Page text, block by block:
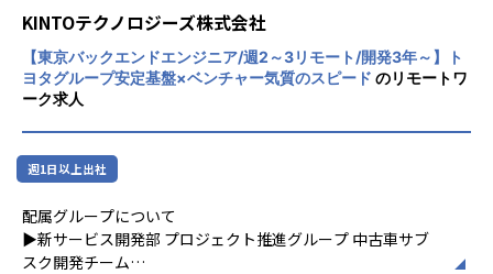
ニュースでも「2024年問題」として取り上げられています
が、 日本が世界に誇れるほどの品質がある物流は、ドライバ
ー不足によって大きな危機を迎えています。
このままの状態が続けば、当たり前に物が届く豊かな生活を
維持できなくなります。
私たちはこの問題に対して、物流が抱える非効率さをITの力
で効率化し、20兆円もの物流業界の構造を大きく変えるチャ
レンジをしています。
▼事業について
現在は「トラック輸送マッチングサービス」と「物流DXシス
かしながら磨きあげる
＜System＞
技術負債に対して戦略的に取り組み、開発の生産性を向上、
使命とする
＜Cooperation＞
組織としてナレッジが共有され、モチベーション高く開発が
続けられる状態を維持する
事業サイドとの距離が非常に近く、自分たちの開発したサー
ビスが事業にどう貢献したかを見ることができ、エンジニア
起点での事業のグロースを体感することができるポジション
です。
い状況でプロジェクトが生まれます。その不確かさを確かな
ものにしていくために、自分が持つ経験や観点が活かされや
すい環境です。
10年後の当たり前を自ら作り上げていくプロセスをオーディ
エンスとしてではなく、アクターとして参加。トヨタ自動車
関係者や各社システムとも連携を図り、今までに無いクルマ
尊重し、柔軟なマインドで変化を楽しむ文化
があります。
社員同士の情報交換やスキル研鑽が活発で、
技術の導入や改善がボトムアップで行われる
また、データドリブンな経営を重視し、合理
トワークが積極的に導入されており、リモー
トモブプログラミングなどの手法を活用して
効率的な開発を行っています。
KINTOテクノロジーズ株式会社
【東京バックエンドエンジニア/週2～3リモート/開発3年～】ト
ヨタグループ安定基盤×ベンチャー気質のスピード のリモートワ
ーク求人
週1日以上出社
配属グループについて
▶新サービス開発部 プロジェクト推進グループ 中古車サブ
スク開発チーム